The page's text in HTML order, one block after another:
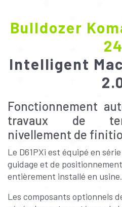
Bulldozer
24
Intelligent
Fonctionnement
travaux de
nivellement de
Le D61PXi est équipé en
guidage et de
entièrement installé en usine.
Les composants optionnels